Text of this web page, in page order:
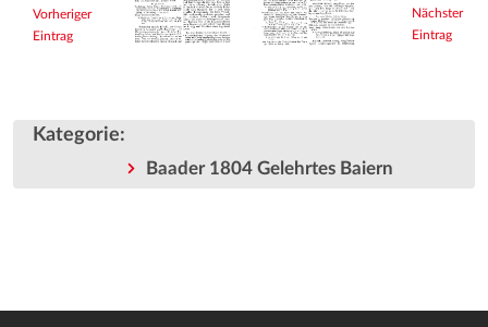
Vorheriger
Eintrag
Nächster
Eintrag
Kategorie:
Baader 1804 Gelehrtes Baiern